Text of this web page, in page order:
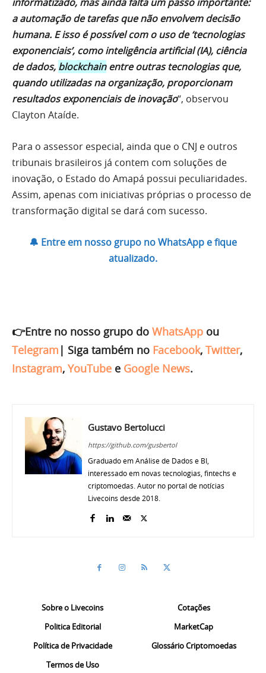
a automação de tarefas que não envolvem decisão
humana. E isso é possível com o uso de ‘tecnologias
exponenciais’, como inteligência artificial (IA), ciência
de dados, blockchainentre outras tecnologias que,
quando utilizadas na organização, proporcionam
resultados exponenciais de inovação“, observou
Clayton Ataíde.
Para o assessor especial, ainda que o CNJ e outros
tribunais brasileiros já contem com soluções de
inovação, o Estado do Amapá possui peculiaridades.
Assim, apenas com iniciativas próprias o processo de
transformação digital se dará com sucesso.
🔔 Entre em nosso grupo no WhatsApp e fique
atualizado.
👉Entre no nosso grupo do WhatsApp ou
Telegram | Siga também no Facebook, Twitter,
Instagram, YouTube e Google News.
Gustavo Bertolucci
https://github.com/gusbertol
Graduado em Análise de Dados e BI,
interessado em novas tecnologias, fintechs e
criptomoedas. Autor no portal de notícias
Livecoins desde 2018.
Sobre o Livecoins
Politica Editorial
Política de Privacidade
Termos de Uso
Cotações
MarketCap
Glossário Criptomoedas